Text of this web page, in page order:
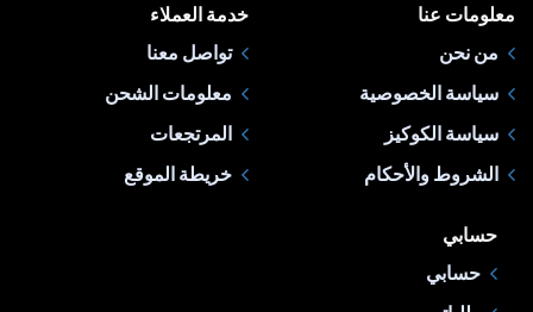
معلومات عنا
من نحن
سياسة الخصوصية
سياسة الكوكيز
الشروط والأحكام
خدمة العملاء
تواصل معنا
معلومات الشحن
المرتجعات
خريطة الموقع
حسابي
حسابي